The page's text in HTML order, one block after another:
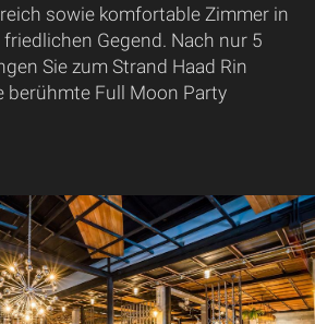
sowie komfortable Zimmer in
Gegend. Nach nur 5
Sie zum Strand Haad Rin
berühmte Full Moon Party